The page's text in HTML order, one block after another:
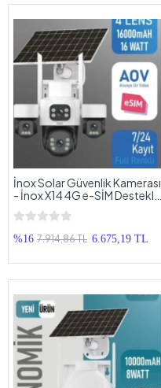
İnox Solar Güvenlik Kamerası
- İnox X14 4G e-SİM Destekli
2 + 2 + 2 + 2 MP Güneş Enerjili
Güvenlik Kamerası
%16 7.914,86 TL 6.675,19 TL